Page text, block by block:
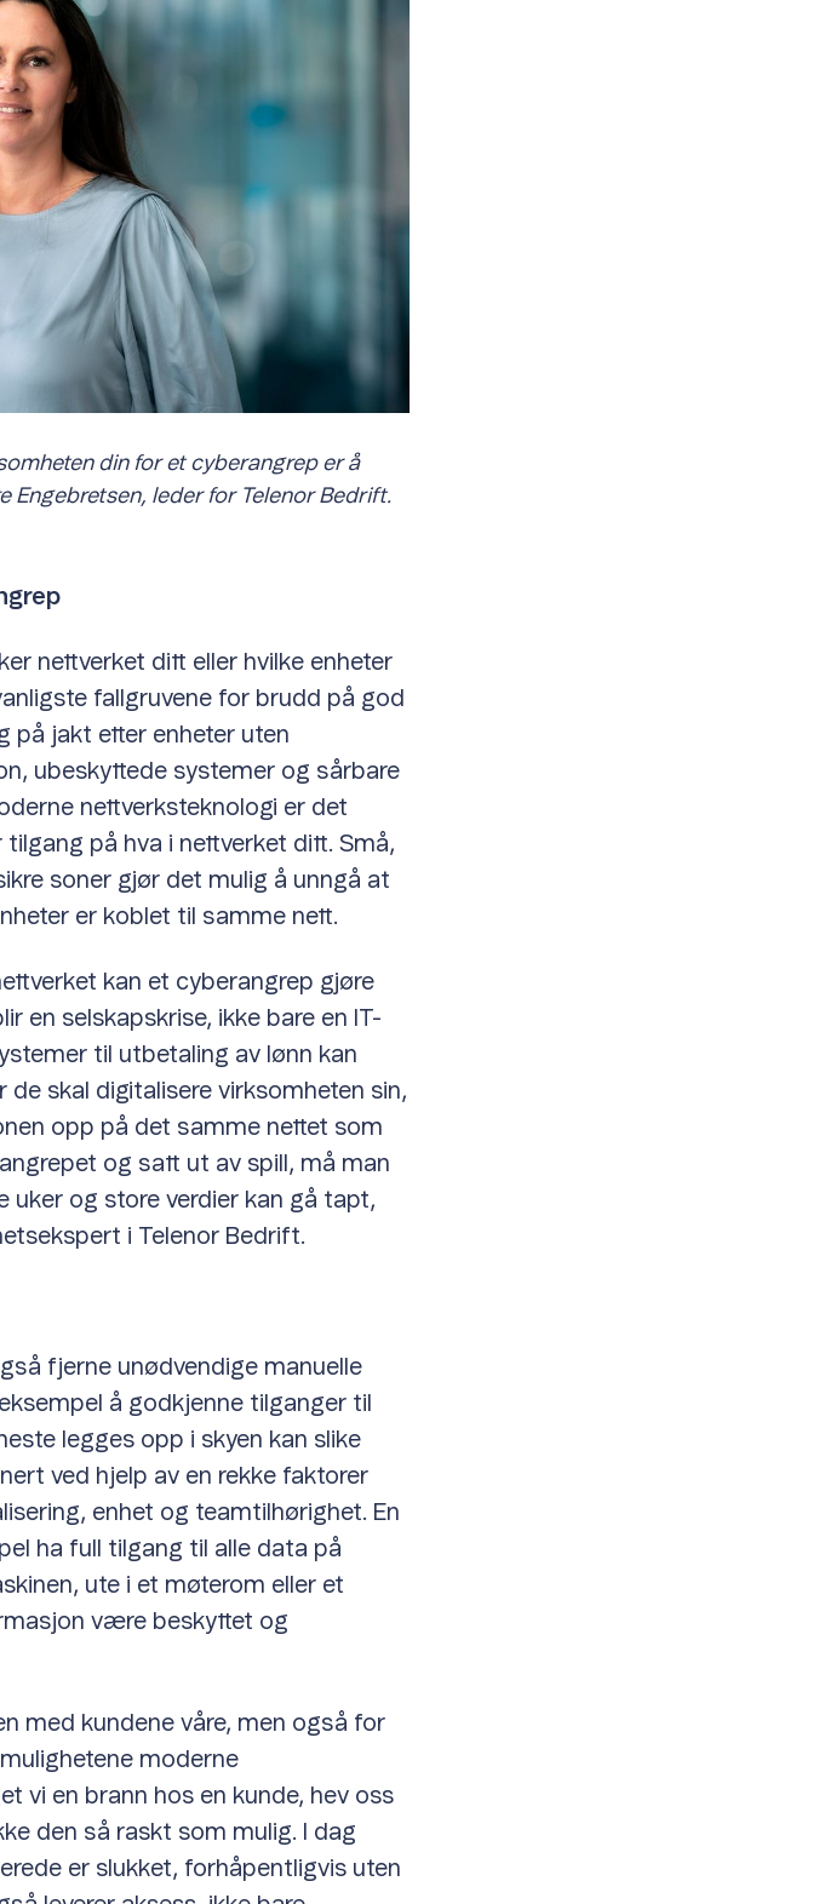
din for et cyberangrep er å
Engebretsen, leder for Telenor Bedrift.
nettverket ditt eller hvilke enheter
fallgruvene for brudd på god
på jakt etter enheter uten
ubeskyttede systemer og sårbare
nettverksteknologi er det
på hva i nettverket ditt. Små,
soner gjør det mulig å unngå at
er koblet til samme nett.
kan et cyberangrep gjøre
en selskapskrise, ikke bare en IT-
til utbetaling av lønn kan
skal digitalisere virksomheten sin,
opp på det samme nettet som
og satt ut av spill, må man
uker og store verdier kan gå tapt,
i Telenor Bedrift.
fjerne unødvendige manuelle
å godkjenne tilganger til
legges opp i skyen kan slike
ved hjelp av en rekke faktorer
enhet og teamtilhørighet. En
ha full tilgang til alle data på
ute i et møterom eller et
være beskyttet og
med kundene våre, men også for
moderne
vi en brann hos en kunde, hev oss
den så raskt som mulig. I dag
er slukket, forhåpentligvis uten